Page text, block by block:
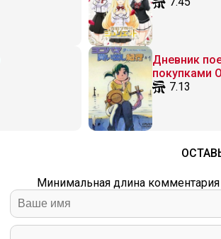
Дневник
покупками
7.13
Минимальная длина